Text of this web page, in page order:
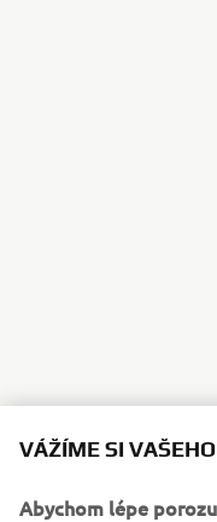
VÁŽÍME SI
Abychom lépe